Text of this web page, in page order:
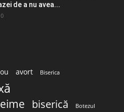
de a nu avea...
avort Biserica
biserică Botezul